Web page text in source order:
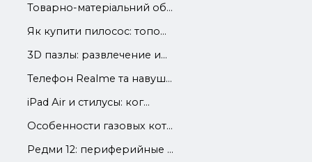
Товарно-матеріальний об...
Як купити пилосос: топо...
3D пазлы: развлечение и...
Телефон Realme та навуш...
iРad Аir и стилусы: ког...
Особенности газовых кот...
Редми 12: периферийные ...